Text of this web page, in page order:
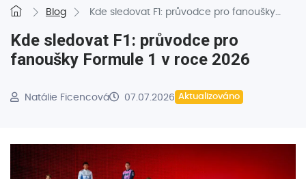
Blog
Kde sledovat F1: průvodce pro fanoušky
Kde sledovat F1: průvodce pro
fanoušky Formule 1 v roce 2026
Natálie Ficencová 07.07.2026 Aktualizováno